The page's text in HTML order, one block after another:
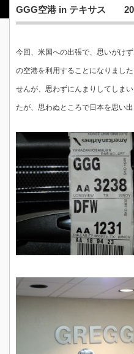
GGG空港 in テキサス
今回、米国への出張で、思いがけ
の空港を利用することになりまし
せんが、思わずにんまりしてしま
たが、思わぬところで日本を思い出